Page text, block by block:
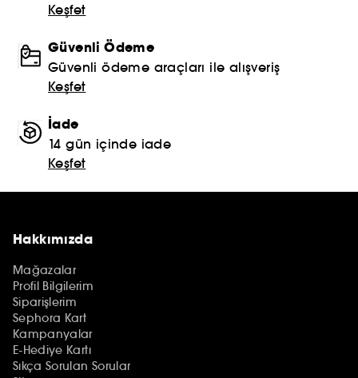
Keşfet
Güvenli Ödeme
Güvenli ödeme araçları ile alışveriş
Keşfet
İade
14 gün içinde iade
Keşfet
Hakkımızda
Mağazalar
Profil Bilgilerim
Siparişlerim
Sephora Kart
Kampanyalar
E-Hediye Kartı
Sıkça Sorulan Sorular